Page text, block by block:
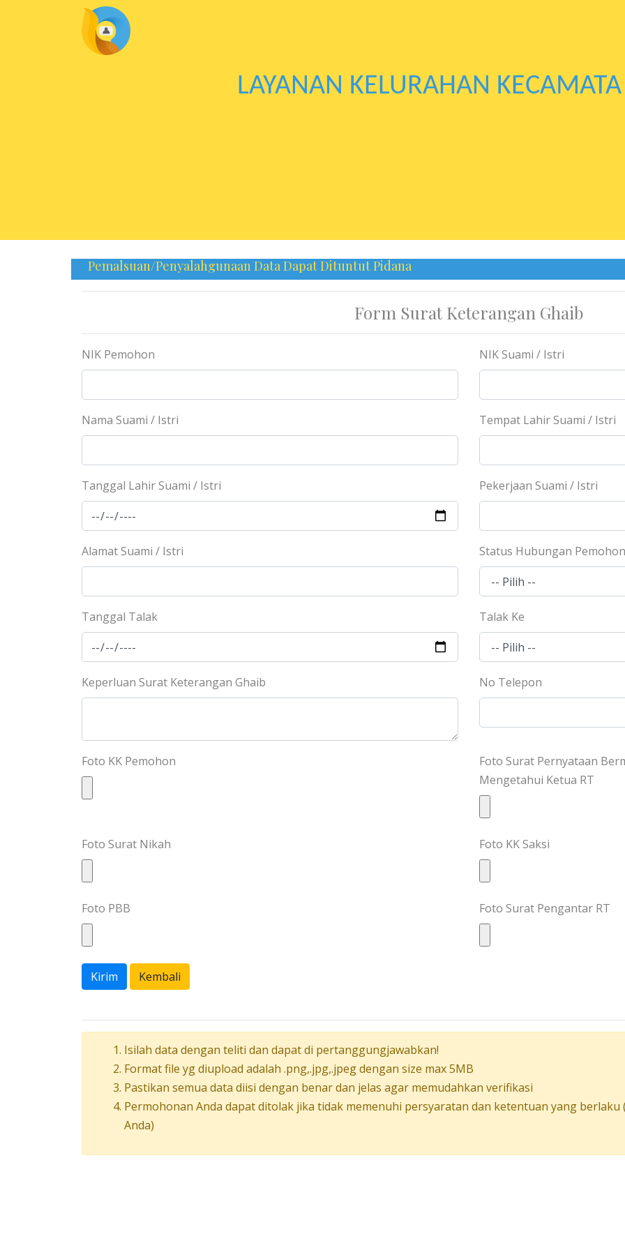
LAYANAN KELURAHAN
Pemalsuan/Penyalahgunaan Data Dapat Dituntut Pidana
Form Surat Keterangan Ghaib
NIK Pemohon NIK Suami / Istri
Nama Suami / Istri Tempat Lahir Suami / Istri
Tanggal Lahir Suami / Istri Pekerjaan Suami / Istri
Alamat Suami / Istri Status Hubungan Pemohon
Tanggal Talak Talak Ke
Keperluan Surat Keterangan Ghaib No Telepon
Foto KK Pemohon
Foto Surat Pernyataan
Mengetahui Ketua RT
Foto Surat Nikah Foto KK Saksi
Foto PBB Foto Surat Pengantar RT
Kirim Kembali
Isilah data dengan teliti dan dapat di pertanggungjawabkan!
Format file yg diupload adalah .png,.jpg,.jpeg dengan size max 5MB
Pastikan semua data diisi dengan benar dan jelas agar memudahkan verifikasi
Permohonan Anda dapat ditolak jika tidak memenuhi persyaratan dan ketentuan yang
Anda)